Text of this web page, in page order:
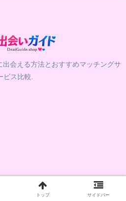
会える方法とおすすめマッチングサ
ビス比較.
トップ サイドバー